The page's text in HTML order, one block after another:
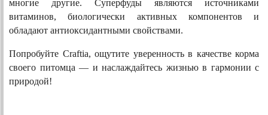
многие другие. Суперфуды являются источниками
витаминов, биологически активных компонентов и
обладают антиоксидантными свойствами.
Попробуйте Craftia, ощутите уверенность в качестве корма
своего питомца — и наслаждайтесь жизнью в гармонии с
природой!